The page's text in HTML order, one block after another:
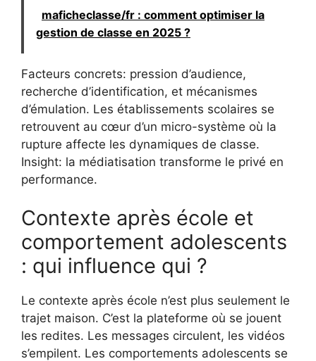
maficheclasse/fr : comment optimiser la
gestion de classe en 2025 ?
Facteurs concrets: pression d’audience,
recherche d’identification, et mécanismes
d’émulation. Les établissements scolaires se
retrouvent au cœur d’un micro-système où la
rupture affecte les dynamiques de classe.
Insight: la médiatisation transforme le privé en
performance.
Contexte après école et
comportement adolescents
: qui influence qui ?
Le contexte après école n’est plus seulement le
trajet maison. C’est la plateforme où se jouent
les redites. Les messages circulent, les vidéos
s’empilent. Les comportements adolescents se